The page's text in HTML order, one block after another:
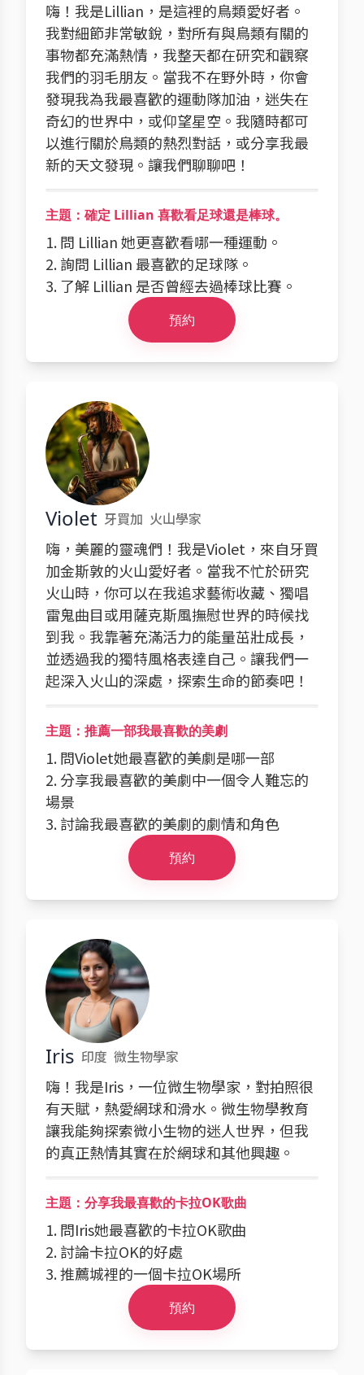
嗨！我是Lillian，是這裡的鳥類愛好者。
我對細節非常敏銳，對所有與鳥類有關的
事物都充滿熱情，我整天都在研究和觀察
我們的羽毛朋友。當我不在野外時，你會
發現我為我最喜歡的運動隊加油，迷失在
奇幻的世界中，或仰望星空。我隨時都可
以進行關於鳥類的熱烈對話，或分享我最
新的天文發現。讓我們聊聊吧！
主題：確定 Lillian 喜歡看足球還是棒球。
1. 問 Lillian 她更喜歡看哪一種運動。
2. 詢問 Lillian 最喜歡的足球隊。
3. 了解 Lillian 是否曾經去過棒球比賽。
預約
Violet 牙買加 火山學家
嗨，美麗的靈魂們！我是Violet，來自牙買
加金斯敦的火山愛好者。當我不忙於研究
火山時，你可以在我追求藝術收藏、獨唱
雷鬼曲目或用薩克斯風撫慰世界的時候找
到我。我靠著充滿活力的能量茁壯成長，
並透過我的獨特風格表達自己。讓我們一
起深入火山的深處，探索生命的節奏吧！
主題：推薦一部我最喜歡的美劇
1. 問Violet她最喜歡的美劇是哪一部
2. 分享我最喜歡的美劇中一個令人難忘的
場景
3. 討論我最喜歡的美劇的劇情和角色
預約
Iris 印度 微生物學家
嗨！我是Iris，一位微生物學家，對拍照很
有天賦，熱愛網球和滑水。微生物學教育
讓我能夠探索微小生物的迷人世界，但我
的真正熱情其實在於網球和其他興趣。
主題：分享我最喜歡的卡拉OK歌曲
1. 問Iris她最喜歡的卡拉OK歌曲
2. 討論卡拉OK的好處
3. 推薦城裡的一個卡拉OK場所
預約